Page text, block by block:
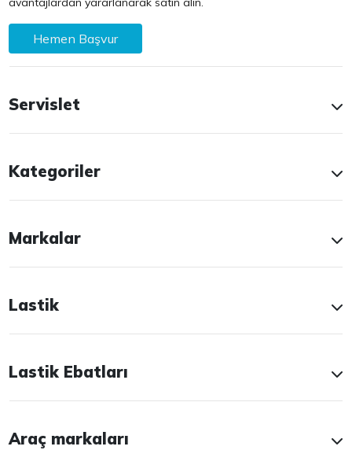
Hemen Başvur
Servislet
Kategoriler
Markalar
Lastik
Lastik Ebatları
Araç markaları